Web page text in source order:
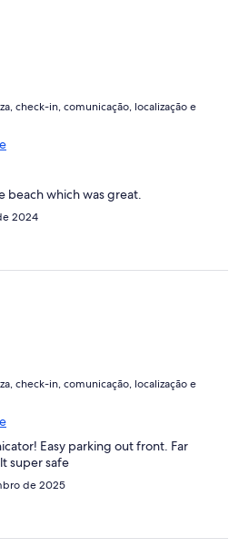
check-in, comunicação, localização e
beach which was great.
2024
check-in, comunicação, localização e
Easy parking out front. Far
super safe
de 2025